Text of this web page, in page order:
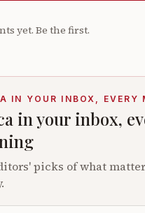
yet. Be the first.
IN YOUR INBOX, EVERY
in your inbox,
picks of what